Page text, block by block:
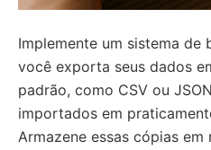
Implemente um sistema
você exporta seus dados
padrão, como CSV ou
importados em
Armazene essas cópias